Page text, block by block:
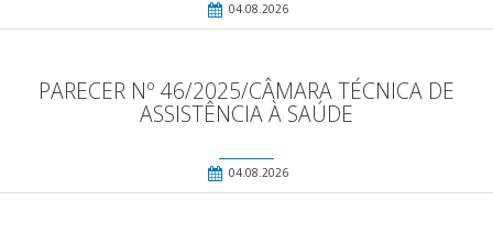
04.08.2026
PARECER Nº 46/2025/CÂMARA TÉCNICA DE
ASSISTÊNCIA À SAÚDE
04.08.2026